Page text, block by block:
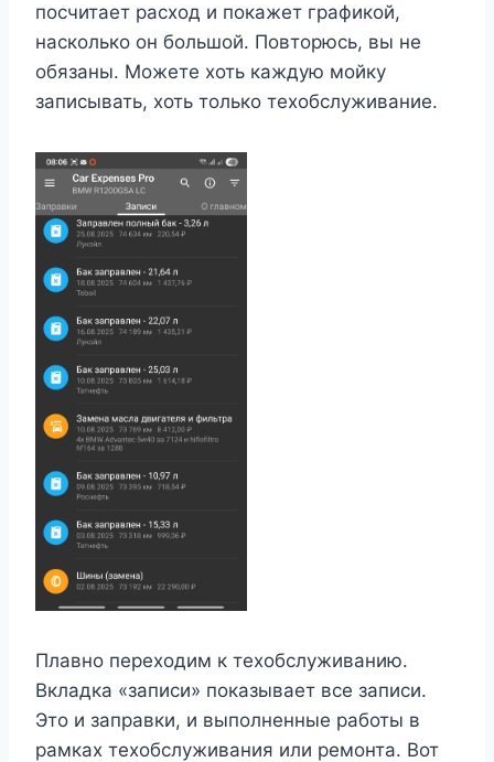
посчитает расход и покажет графикой,
насколько он большой. Повторюсь, вы не
обязаны. Можете хоть каждую мойку
записывать, хоть только техобслуживание.
Плавно переходим к техобслуживанию.
Вкладка «записи» показывает все записи.
Это и заправки, и выполненные работы в
рамках техобслуживания или ремонта. Вот